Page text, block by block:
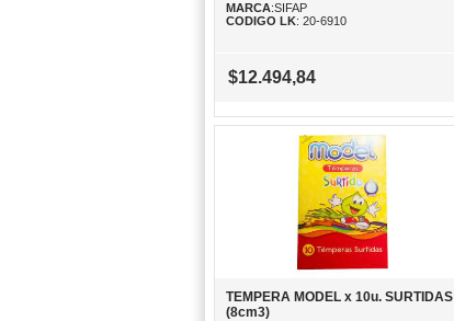
MARCA:SIFAP
CODIGO LK: 20-6910
$12.494,84
TEMPERA MODEL x 10u. SURTIDAS
(8cm3)